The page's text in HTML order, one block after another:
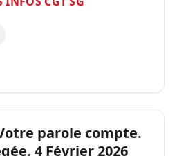
parole compte.
Elle est protégée. 4 Février 2026